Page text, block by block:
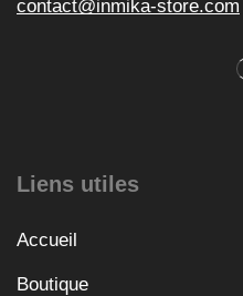
contact@inmika-store.com
Liens utiles
Accueil
Boutique